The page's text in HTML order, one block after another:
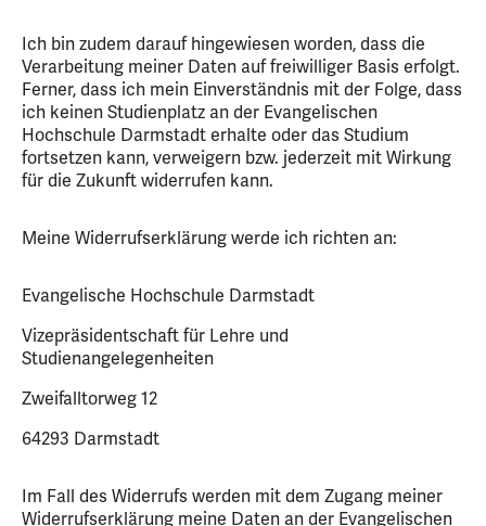
Ich bin zudem darauf hingewiesen worden, dass die
Verarbeitung meiner Daten auf freiwilliger Basis erfolgt.
Ferner, dass ich mein Einverständnis mit der Folge, dass
ich keinen Studienplatz an der Evangelischen
Hochschule Darmstadt erhalte oder das Studium
fortsetzen kann, verweigern bzw. jederzeit mit Wirkung
für die Zukunft widerrufen kann.
Meine Widerrufserklärung werde ich richten an:
Evangelische Hochschule Darmstadt
Vizepräsidentschaft für Lehre und
Studienangelegenheiten
Zweifalltorweg 12
64293 Darmstadt
Im Fall des Widerrufs werden mit dem Zugang meiner
Widerrufserklärung meine Daten an der Evangelischen